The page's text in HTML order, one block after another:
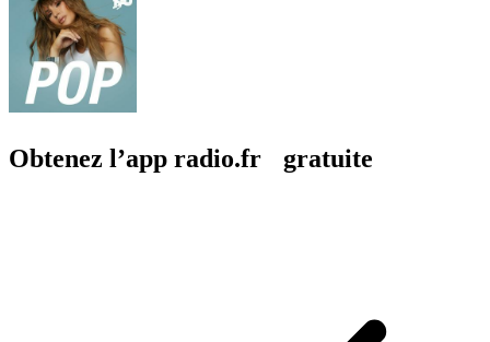
Obtenez l’app radio.fr gratuite